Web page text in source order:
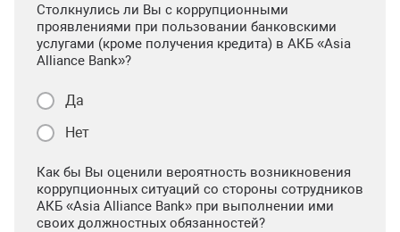
Столкнулись ли Вы с коррупционными
проявлениями при пользовании банковскими
услугами (кроме получения кредита) в АКБ «Asia
Alliance Bank»?
Да
Нет
Как бы Вы оценили вероятность возникновения
коррупционных ситуаций со стороны сотрудников
АКБ «Asia Alliance Bank» при выполнении ими
своих должностных обязанностей?